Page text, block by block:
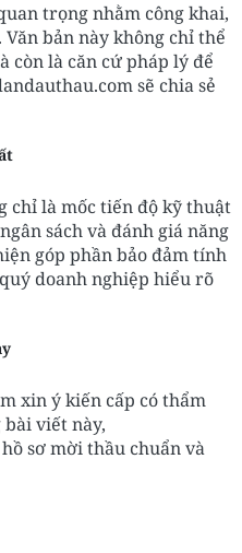
trọng nhằm công khai,
bản này không chỉ thể
còn là căn cứ pháp lý để
sẽ chia sẻ
chỉ là mốc tiến độ kỹ thuật
sách và đánh giá năng
góp phần bảo đảm tính
doanh nghiệp hiểu rõ
xin ý kiến cấp có thẩm
viết này,
sơ mời thầu chuẩn và